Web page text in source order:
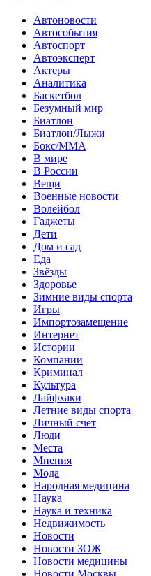
Автоновости
Автособытия
Автоспорт
Автоэксперт
Актеры
Аналитика
Баскетбол
Безумный мир
Биатлон
Биатлон/Лыжи
Бокс/MMA
В мире
В России
Вещи
Военные новости
Волейбол
Гаджеты
Дети
Дом и сад
Еда
Звёзды
Здоровье
Зимние виды спорта
Игры
Импортозамещение
Интернет
Истории
Компании
Криминал
Культура
Лайфхаки
Летние виды спорта
Личный счет
Люди
Места
Мнения
Мода
Народная медицина
Наука
Наука и техника
Недвижимость
Новости
Новости ЗОЖ
Новости медицины
Новости Москвы